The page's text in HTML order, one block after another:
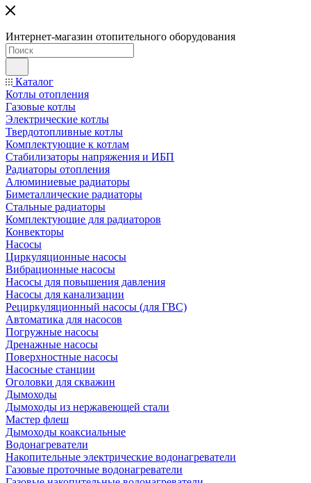
Интернет-магазин отопительного оборудования
Каталог
Котлы отопления
Газовые котлы
Электрические котлы
Твердотопливные котлы
Комплектующие к котлам
Стабилизаторы напряжения и ИБП
Радиаторы отопления
Алюминиевые радиаторы
Биметаллические радиаторы
Стальные радиаторы
Комплектующие для радиаторов
Конвекторы
Насосы
Циркуляционные насосы
Вибрационные насосы
Насосы для повышения давления
Насосы для канализации
Рециркуляционный насосы (для ГВС)
Автоматика для насосов
Погружные насосы
Дренажные насосы
Поверхностные насосы
Насосные станции
Оголовки для скважин
Дымоходы
Дымоходы из нержавеющей стали
Мастер флеш
Дымоходы коаксиальные
Водонагреватели
Накопительные электрические водонагреватели
Газовые проточные водонагреватели